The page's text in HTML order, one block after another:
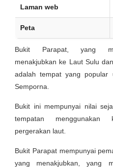
Laman web
Peta
Bukit Parapat, yang
menakjubkan ke Laut Sulu
adalah tempat yang popular
Semporna.
Bukit ini mempunyai nilai
tempatan menggunakan
pergerakan laut.
Bukit Parapat mempunyai
yang menakjubkan, yang